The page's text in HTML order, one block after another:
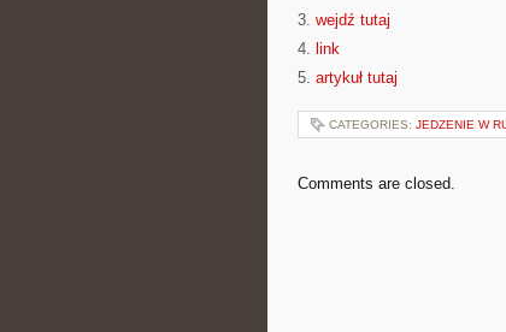
3. wejdź tutaj
4. link
5. artykuł tutaj
CATEGORIES: JEDZENIE W
Comments are closed.